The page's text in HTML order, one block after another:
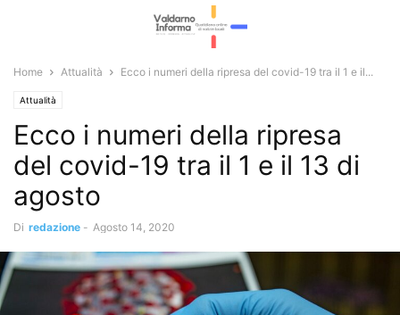
Home Attualità Ecco i numeri della ripresa del covid-19 tra il 1 e il...
Attualità
Ecco i numeri della ripresa
del covid-19 tra il 1 e il 13 di
agosto
Di redazione - Agosto 14, 2020